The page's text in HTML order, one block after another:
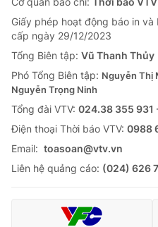
Giấy phép hoạt động báo in
cấp ngày 29/12/2023
Tổng Biên tập: Vũ Thanh Thủy
Phó Tổng Biên tập: Nguyễn Thị
Nguyễn Trọng Ninh
Tổng đài VTV: 024.38 355 931
Ðiện thoại Thời báo VTV: 0988
Email: toasoan@vtv.vn
Liên hệ quảng cáo: (024) 626